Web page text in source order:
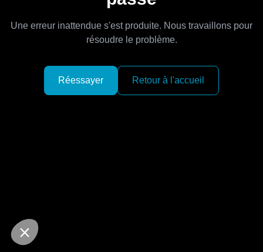
Une erreur inattendue s'est produite. Nous travaillons pour
résoudre le problème.
Réessayer Retour à l'accueil